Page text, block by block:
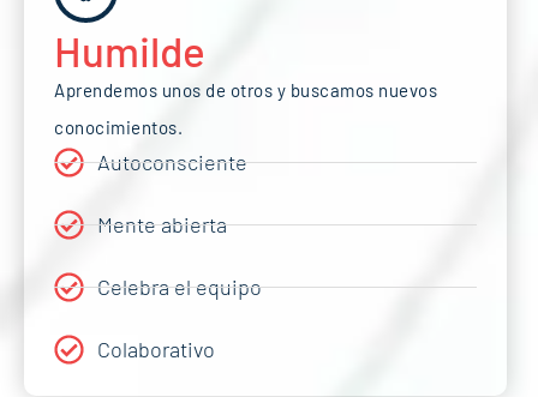
Humilde
Aprendemos unos de otros y buscamos nuevos
conocimientos.
Autoconsciente
Mente abierta
Celebra el equipo
Colaborativo